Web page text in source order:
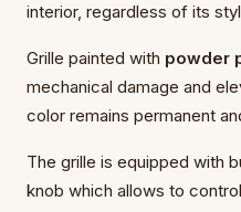
interior, regardless of its
Grille painted with powder
mechanical damage and
color remains permanent
The grille is equipped with
knob which allows to